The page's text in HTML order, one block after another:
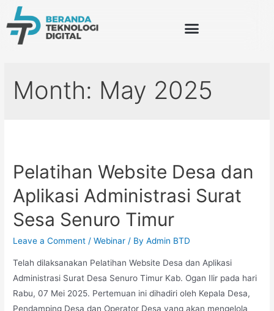
Month: May 2025
Pelatihan Website Desa dan
Aplikasi Administrasi Surat
Sesa Senuro Timur
Leave a Comment /Webinar / ByAdmin BTD
Telah dilaksanakan Pelatihan Website Desa dan Aplikasi
Administrasi Surat Desa Senuro Timur Kab. Ogan Ilir pada hari
Rabu, 07 Mei 2025. Pertemuan ini dihadiri oleh Kepala Desa,
Pendamping Desa dan Operator Desa yang akan mengelola